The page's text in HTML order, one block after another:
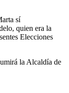
sí
quien era la
Elecciones
la Alcaldía de